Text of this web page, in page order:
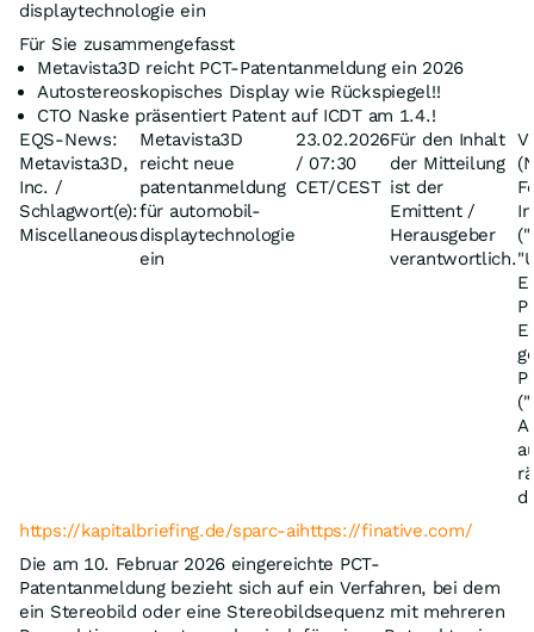
displaytechnologie ein
Für Sie zusammengefasst
Metavista3D reicht PCT-Patentanmeldung ein 2026
Autostereoskopisches Display wie Rückspiegel!!
CTO Naske präsentiert Patent auf ICDT am 1.4.!
EQS-News:
Metavista3D,
Inc. /
Schlagwort(e):
Miscellaneous
Metavista3D
reicht neue
patentanmeldung
für automobil-
displaytechnologie
ein
23.02.2026
/ 07:30
CET/CEST
Für den Inhalt
der Mitteilung
ist der
Emittent /
Herausgeber
verantwortlich.
https://kapitalbriefing.de/sparc-aihttps://finative.com/
Die am 10. Februar 2026 eingereichte PCT-
Patentanmeldung bezieht sich auf ein Verfahren, bei dem
ein Stereobild oder eine Stereobildsequenz mit mehreren